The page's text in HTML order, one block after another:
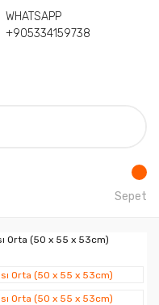
WHATSAPP
+905334159738
Sepet